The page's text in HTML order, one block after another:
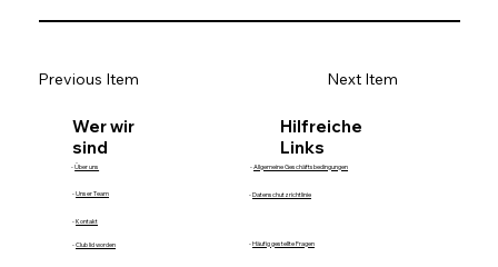
Previous Item Next Item
Wer wir
sind
-Über uns
-Unser Team
-Kontakt
-Club lid worden
Hilfreiche
Links
-Allgemeine Geschäftsbedingungen
-Datenschutzrichtlinie
-Häufig gestellte Fragen